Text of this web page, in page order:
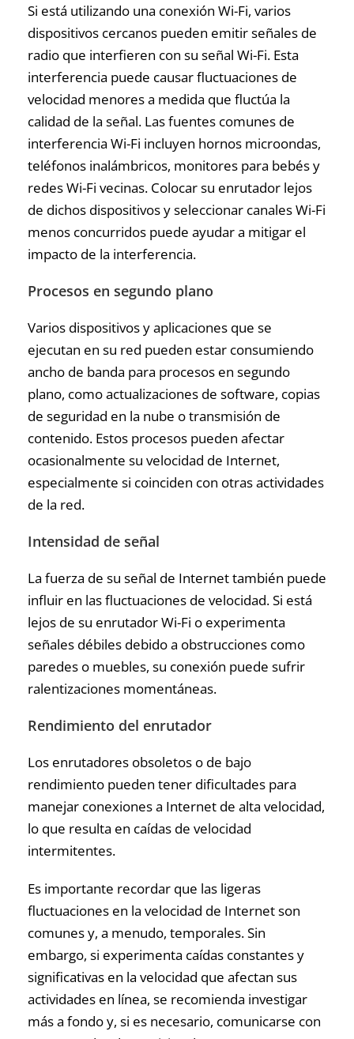
Si está utilizando una conexión Wi-Fi, varios
dispositivos cercanos pueden emitir señales de
radio que interfieren con su señal Wi-Fi. Esta
interferencia puede causar fluctuaciones de
velocidad menores a medida que fluctúa la
calidad de la señal. Las fuentes comunes de
interferencia Wi-Fi incluyen hornos microondas,
teléfonos inalámbricos, monitores para bebés y
redes Wi-Fi vecinas. Colocar su enrutador lejos
de dichos dispositivos y seleccionar canales Wi-Fi
menos concurridos puede ayudar a mitigar el
impacto de la interferencia.
Procesos en segundo plano
Varios dispositivos y aplicaciones que se
ejecutan en su red pueden estar consumiendo
ancho de banda para procesos en segundo
plano, como actualizaciones de software, copias
de seguridad en la nube o transmisión de
contenido. Estos procesos pueden afectar
ocasionalmente su velocidad de Internet,
especialmente si coinciden con otras actividades
de la red.
Intensidad de señal
La fuerza de su señal de Internet también puede
influir en las fluctuaciones de velocidad. Si está
lejos de su enrutador Wi-Fi o experimenta
señales débiles debido a obstrucciones como
paredes o muebles, su conexión puede sufrir
ralentizaciones momentáneas.
Rendimiento del enrutador
Los enrutadores obsoletos o de bajo
rendimiento pueden tener dificultades para
manejar conexiones a Internet de alta velocidad,
lo que resulta en caídas de velocidad
intermitentes.
Es importante recordar que las ligeras
fluctuaciones en la velocidad de Internet son
comunes y, a menudo, temporales. Sin
embargo, si experimenta caídas constantes y
significativas en la velocidad que afectan sus
actividades en línea, se recomienda investigar
más a fondo y, si es necesario, comunicarse con